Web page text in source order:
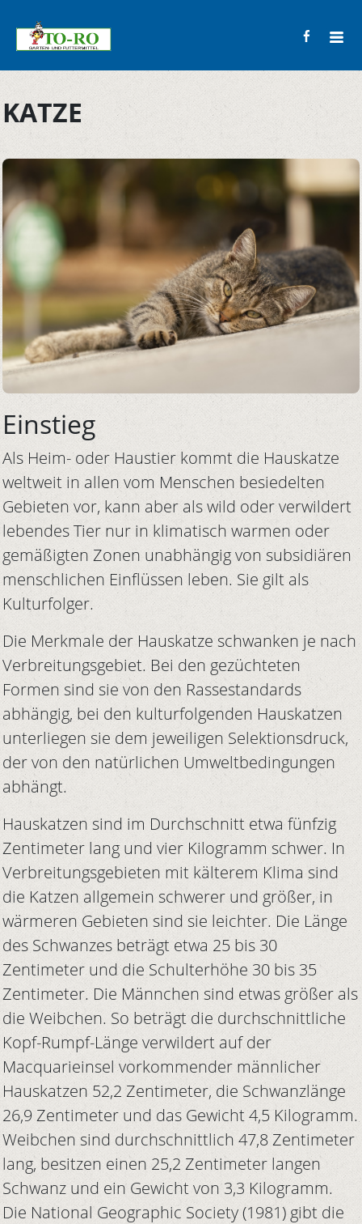
KATZE
Einstieg
Als Heim- oder Haustier kommt die Hauskatze
weltweit in allen vom Menschen besiedelten
Gebieten vor, kann aber als wild oder verwildert
lebendes Tier nur in klimatisch warmen oder
gemäßigten Zonen unabhängig von subsidiären
menschlichen Einflüssen leben. Sie gilt als
Kulturfolger.
Die Merkmale der Hauskatze schwanken je nach
Verbreitungsgebiet. Bei den gezüchteten
Formen sind sie von den Rassestandards
abhängig, bei den kulturfolgenden Hauskatzen
unterliegen sie dem jeweiligen Selektionsdruck,
der von den natürlichen Umweltbedingungen
abhängt.
Hauskatzen sind im Durchschnitt etwa fünfzig
Zentimeter lang und vier Kilogramm schwer. In
Verbreitungsgebieten mit kälterem Klima sind
die Katzen allgemein schwerer und größer, in
wärmeren Gebieten sind sie leichter. Die Länge
des Schwanzes beträgt etwa 25 bis 30
Zentimeter und die Schulterhöhe 30 bis 35
Zentimeter. Die Männchen sind etwas größer als
die Weibchen. So beträgt die durchschnittliche
Kopf-Rumpf-Länge verwildert auf der
Macquarieinsel vorkommender männlicher
Hauskatzen 52,2 Zentimeter, die Schwanzlänge
26,9 Zentimeter und das Gewicht 4,5 Kilogramm.
Weibchen sind durchschnittlich 47,8 Zentimeter
lang, besitzen einen 25,2 Zentimeter langen
Schwanz und ein Gewicht von 3,3 Kilogramm.
Die National Geographic Society (1981) gibt die